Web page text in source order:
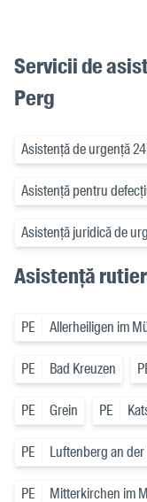
Servicii de
Perg
Asistență de urgență
Asistență pentru
Asistență juridică de
Asistență
PE Allerheiligen im
PE Bad Kreuzen
PE Grein PE
PE Luftenberg an der
PE Mitterkirchen im